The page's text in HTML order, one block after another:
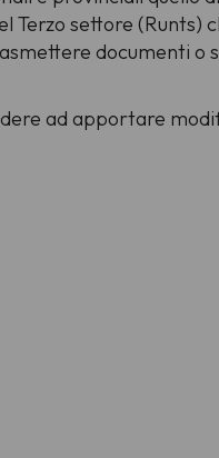
Terzo settore
documenti o
ad apportare